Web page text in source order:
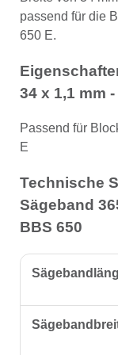
passend für die
650 E.
34 x 1,1 mm
Passend für
E
Technische
Sägeband
BBS 650